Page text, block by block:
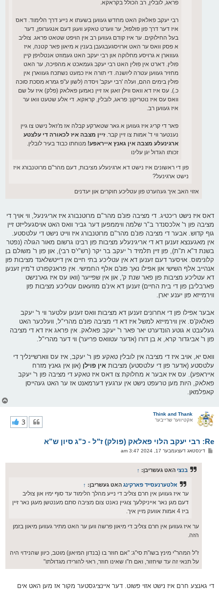
פראג, לובלין, רב הכולל בקראקא.
רבי יעקב פאלאק האט מחדש געווען בשעתו א נייע דרך הלימוד. דאס
איז דער דרך פון פולפול, ער ווערט טאקע וועגן דעם אנגערופן, דער
בעל החילוקים. ער איז קודם געווען רב אין הויפט שטאט פראג. צוליב
א פסק וואס ער האט ארויסגעבגעבן בענין א מיאון פאר קטנה, איז
געווארן א גרויסע מחלוקה און רבי יעקב האט געמוזט אנטלויפן קיין
פולין. דארט אין פולין האט רבי יעקב געמאכט א מהפיכה, ער האט
מחזיר געווען עטרה ליושנה. די תורה איז כמעט נשתכח געווארן אין
פולין בימים ההם, ועלה 'רבי יעקב' ויסדה (לשון ע"פ גמרא מסכת סוכה
כ.). עס איז דא וואס ווילן זאגן אז זיין נאמען פאלאק (פלק) איז על שם
וואס עס איז נוטריקון: פראג, לובלין, קראקא. די אלע שטעט וואו ער
איז געווען רב.
פאר די קריג איז געווען א גאר שטארקע קבלה אז מ'זאל נישט צו גיין
נענטער ווי ד' אמות צו זיין קבר.זיין מצבה איז לכאורה די עלצטע
ארגינעלע מצבה אין גאנץ אייראפע! מנוחתו כבוד בעיר לובלין.
זכותו הגדול יגן עלינו
פון די ראשונים איז נישט דא ארגינעלע מציבות, דעם מהר"ם מרוטנבורג איז
נישט ארגינעל?
אזוי האב איך געהערט פון עטליכע חוקרים און יעדנים
דאס איז נישט ריכטיג. די מציבה פונ'ם מהר"ם מרוטנבורג איז אריגינעל, ווי אויך די
מציבה פון ר' אלכסנדר ב"ר שלמה וויממפען דער גביר וואס האט אויסגעלייזט זיין
גוף קדוש. אבער די מציבה פונ'ם מהר"ם מרוטנבורג איז ווייט נישט די עלטסטע.
אין מאגענצא זענען דא די אריגינעלע מציבות פון רבינו גרשום מאור הגולה (נפטר
בשנת ד"א ת"ת), פון זיין תלמיד ר' יעקב בר יקר (רש"י'ס רבי), און פון ר' משולם בן
קלונימוס. אויסער דעם זענען דא אין עטליכע בתי חיים אין דייטשלאנד מציבות פון
אנהייב אלף השישי און אפילו נאך פונ'ם אלף החמישי. אין פראנקפורט ד'מיין זענען
דא עטליכע מציבות פון פאר שנת ק', און אין שפייער (וואו עס איז גארנישט
פארבליבן פון די בית החיים) זענען דא אינ'ם מוזעאום עטליכע מציבות פון
ווירמייזא פון יענע יארן.
אבער אפילו פון די אחרונים זענען דא מציבות וואס זענען עלטער ווי ר' יעקב
פאלאק'ס. אין ווירמייזא למשל איז דא די מציבה פונ'ם מהרי"ל, וועלכער האט
געלעבט א גוטע הונדערט יאר פאר ר' יעקב פאלאק. אין פראג איז דא די מציבה
פון ר' אביגדור קרא, א בן דורו (אדער עטוואס פריער) ווי דער מהרי"ל.
וואס יא, אויב איז די מציבה אין לובלין טאקע פון ר' יעקב, איז עס ווארשיינליך די
עלטסטע (אדער פון די עלטסטע) מציבות אין פוילן (און אין גאנץ מזרח
אייראפע). עס איז אבער א מחלוקת צו דאס איז טאקע די מציבה פון ר' יעקב
פאלאק, היות מען טרעפט נישט אין ערגעץ דערמאנט אז ער האט געהייסן
קאפלמאן.
Think and Thank
אקטיווער שרייבער
Re: רבי יעקב הלוי פאלאק (פולק) ז"ל - כ”ג סיון ש”א
3
פדינסטאג דעצעמבער 17, 2024 3:47 am
בנצי האט געשריבן: ↑
אלטערנעסייד פארקינג האט געשריבן: ↑
ער איז געווען אין חרם צוליב די נייע מהלך הלימוד עד סוף ימיו און צוליב
דעם מגן נאר אייניקלעך צוגיין נאנט צום מציבה סתם מענטשן מעגן נאר זיין
ביז 4 אמות אוועק מיין איך.
ער איז געווען אין חרם צוליב די מיאון פרשה ווען ער האט מתיר געווען מיאון בזמן
הזה.
ז"ל המהר"י מינץ בשו"ת סי"ג: "אם חוזר בו (בנדון המיאון) מוטב, כיוון שהנידוי היה
על תנאי זה עד שיחזור, ואם ח"ו שאינו חוזר, ראוי להורידו מגדולתו"
די גאנצע חרם איז נישט אזוי פשוט. דער איינציגסטער מקור אז מען האט אים